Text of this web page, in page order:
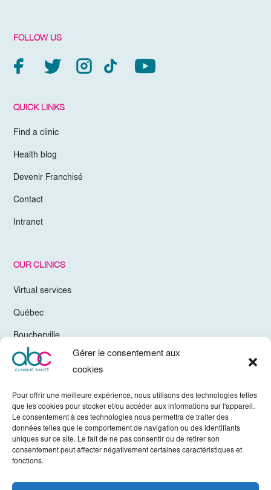
Gérer le consentement aux
cookies
Pour offrir une meilleure expérience, nous utilisons des technologies telles
que les cookies pour stocker et/ou accéder aux informations sur l'appareil.
Le consentement à ces technologies nous permettra de traiter des
données telles que le comportement de navigation ou des identifiants
uniques sur ce site. Le fait de ne pas consentir ou de retirer son
consentement peut affecter négativement certaines caractéristiques et
fonctions.
FOLLOW US
QUICK LINKS
Find a clinic
Health blog
Devenir Franchisé
Contact
Intranet
OUR CLINICS
Virtual services
Québec
Boucherville
Trois-Rivières
Valleyfield
Mirabel
Vaudreuil-Dorion